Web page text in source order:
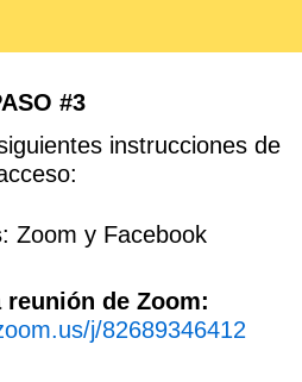
#3
instrucciones de
: Zoom y Facebook
reunión de Zoom:
j/82689346412